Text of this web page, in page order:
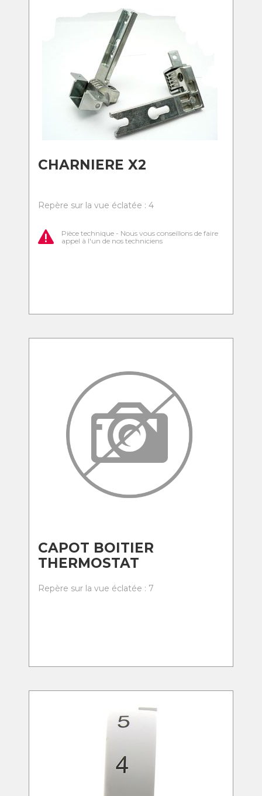
CHARNIERE X2
Repère sur la vue éclatée : 4
Pièce technique - Nous vous conseillons de faire
appel à l'un de nos techniciens
CAPOT BOITIER
THERMOSTAT
Repère sur la vue éclatée : 7